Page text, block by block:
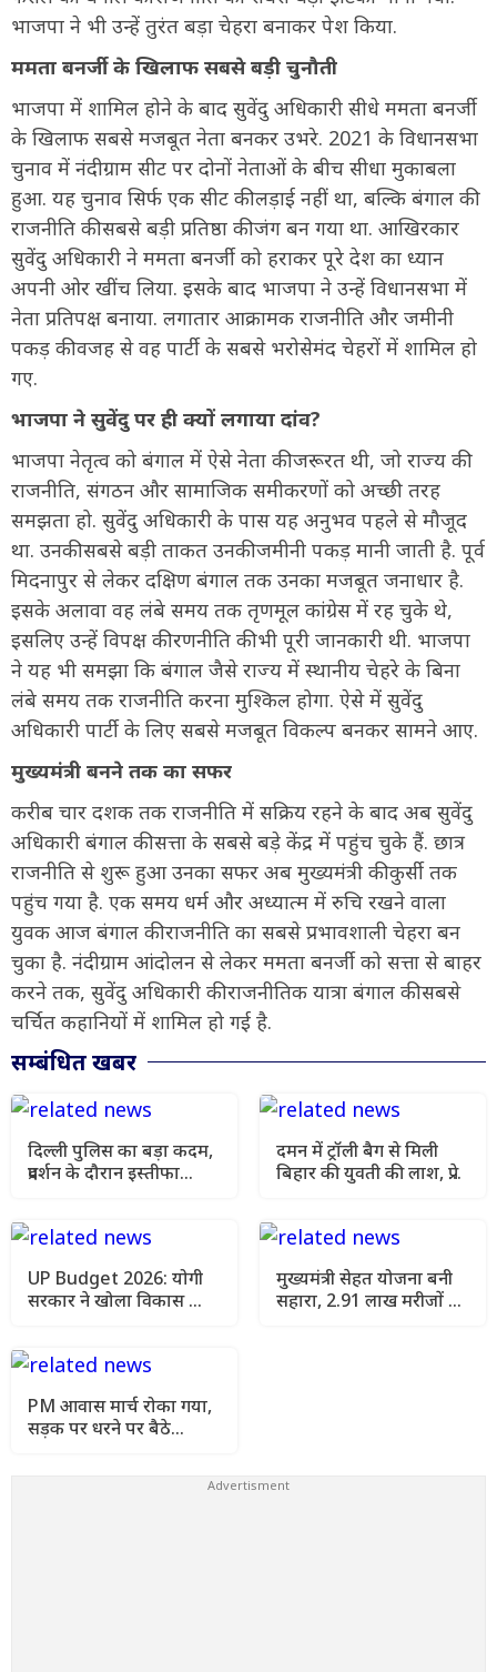
भाजपा ने भी उन्हें तुरंत बड़ा चेहरा बनाकर पेश किया.
ममता बनर्जी के खिलाफ सबसे बड़ी चुनौती
भाजपा में शामिल होने के बाद सुवेंदु अधिकारी सीधे ममता बनर्जी
के खिलाफ सबसे मजबूत नेता बनकर उभरे. 2021 के विधानसभा
चुनाव में नंदीग्राम सीट पर दोनों नेताओं के बीच सीधा मुकाबला
हुआ. यह चुनाव सिर्फ एक सीट की लड़ाई नहीं था, बल्कि बंगाल की
राजनीति की सबसे बड़ी प्रतिष्ठा की जंग बन गया था. आखिरकार
सुवेंदु अधिकारी ने ममता बनर्जी को हराकर पूरे देश का ध्यान
अपनी ओर खींच लिया. इसके बाद भाजपा ने उन्हें विधानसभा में
नेता प्रतिपक्ष बनाया. लगातार आक्रामक राजनीति और जमीनी
पकड़ की वजह से वह पार्टी के सबसे भरोसेमंद चेहरों में शामिल हो
गए.
भाजपा ने सुवेंदु पर ही क्यों लगाया दांव?
भाजपा नेतृत्व को बंगाल में ऐसे नेता की जरूरत थी, जो राज्य की
राजनीति, संगठन और सामाजिक समीकरणों को अच्छी तरह
समझता हो. सुवेंदु अधिकारी के पास यह अनुभव पहले से मौजूद
था. उनकी सबसे बड़ी ताकत उनकी जमीनी पकड़ मानी जाती है. पूर्व
मिदनापुर से लेकर दक्षिण बंगाल तक उनका मजबूत जनाधार है.
इसके अलावा वह लंबे समय तक तृणमूल कांग्रेस में रह चुके थे,
इसलिए उन्हें विपक्ष की रणनीति की भी पूरी जानकारी थी. भाजपा
ने यह भी समझा कि बंगाल जैसे राज्य में स्थानीय चेहरे के बिना
लंबे समय तक राजनीति करना मुश्किल होगा. ऐसे में सुवेंदु
अधिकारी पार्टी के लिए सबसे मजबूत विकल्प बनकर सामने आए.
मुख्यमंत्री बनने तक का सफर
करीब चार दशक तक राजनीति में सक्रिय रहने के बाद अब सुवेंदु
अधिकारी बंगाल की सत्ता के सबसे बड़े केंद्र में पहुंच चुके हैं. छात्र
राजनीति से शुरू हुआ उनका सफर अब मुख्यमंत्री की कुर्सी तक
पहुंच गया है. एक समय धर्म और अध्यात्म में रुचि रखने वाला
युवक आज बंगाल की राजनीति का सबसे प्रभावशाली चेहरा बन
चुका है. नंदीग्राम आंदोलन से लेकर ममता बनर्जी को सत्ता से बाहर
करने तक, सुवेंदु अधिकारी की राजनीतिक यात्रा बंगाल की सबसे
चर्चित कहानियों में शामिल हो गई है.
सम्बंधित खबर
दिल्ली पुलिस का बड़ा कदम,
प्रदर्शन के दौरान इस्तीफा
दमन में ट्रॉली बैग से मिली
बिहार की युवती की लाश, प्रेम
UP Budget 2026: योगी
सरकार ने खोला विकास का
मुख्यमंत्री सेहत योजना बनी
सहारा, 2.91 लाख मरीजों को
PM आवास मार्च रोका गया,
सड़क पर धरने पर बैठे